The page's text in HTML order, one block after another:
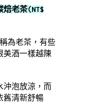
焙老茶(NT$
為老茶，有些
美酒一樣越陳
沖泡放涼，而
舊清新舒暢